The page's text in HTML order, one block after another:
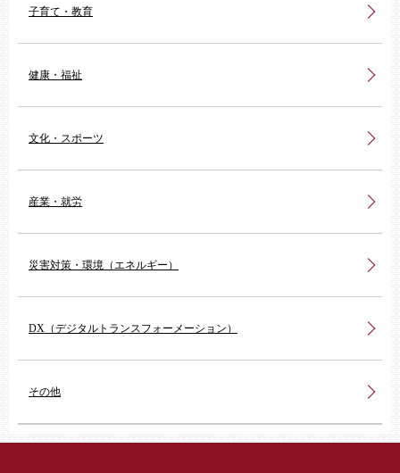
子育て・教育
健康・福祉
文化・スポーツ
産業・就労
災害対策・環境（エネルギー）
DX（デジタルトランスフォーメーション）
その他